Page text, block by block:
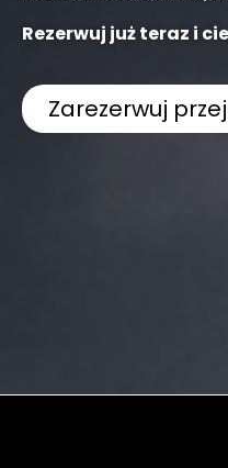
Rezerwuj już teraz i
Zarezerwuj